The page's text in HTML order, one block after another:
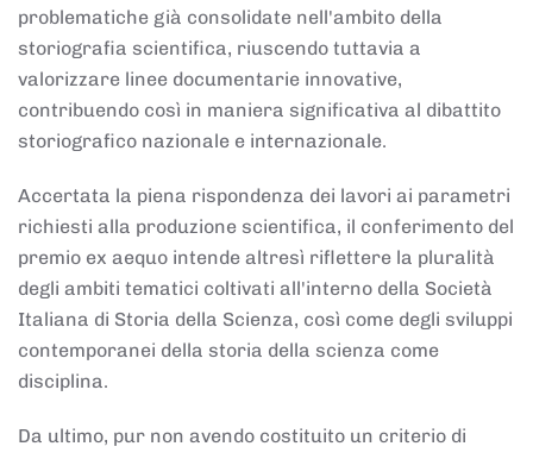
problematiche già consolidate nell'ambito della
storiografia scientifica, riuscendo tuttavia a
valorizzare linee documentarie innovative,
contribuendo così in maniera significativa al dibattito
storiografico nazionale e internazionale.
Accertata la piena rispondenza dei lavori ai parametri
richiesti alla produzione scientifica, il conferimento del
premio ex aequo intende altresì riflettere la pluralità
degli ambiti tematici coltivati all'interno della Società
Italiana di Storia della Scienza, così come degli sviluppi
contemporanei della storia della scienza come
disciplina.
Da ultimo, pur non avendo costituito un criterio di